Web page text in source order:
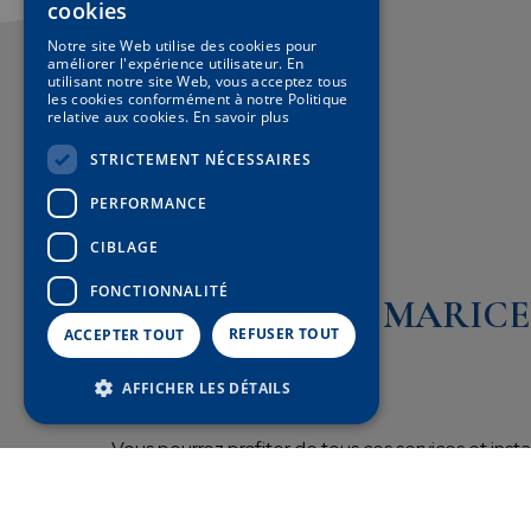
Bâtiment principal
APPARTEMENTS
Vous pourrez profiter de tous ces services et
ENGLISH
GERMAN
FRENCH
cookies
Notre site Web utilise des cookies pour
améliorer l'expérience utilisateur. En
utilisant notre site Web, vous acceptez tous
les cookies conformément à notre Politique
relative aux cookies. En savoir plus
STRICTEMENT NÉCESSAIRES
PERFORMANCE
CIBLAGE
FONCTIONNALITÉ
ACCEPTER TOUT REFUSER TOUT
AFFICHER LES DÉTAILS